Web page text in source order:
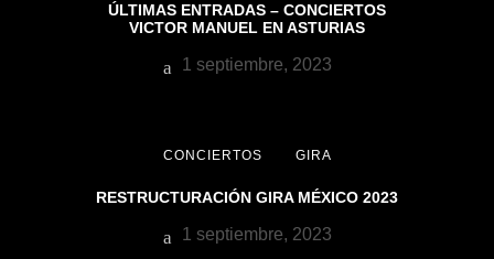
ÚLTIMAS ENTRADAS – CONCIERTOS
VICTOR MANUEL EN ASTURIAS
1 septiembre, 2023
CONCIERTOS GIRA
RESTRUCTURACIÓN GIRA MÉXICO 2023
1 septiembre, 2023